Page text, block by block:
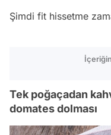
Şimdi fit hissetme
Tek poğaçadan
domates dolması